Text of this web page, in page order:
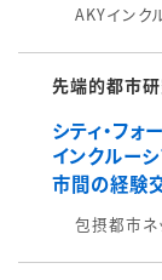
AKYインク
先端的都市
シティ・フ
インクルー
市間の経験
包摂都市ネ